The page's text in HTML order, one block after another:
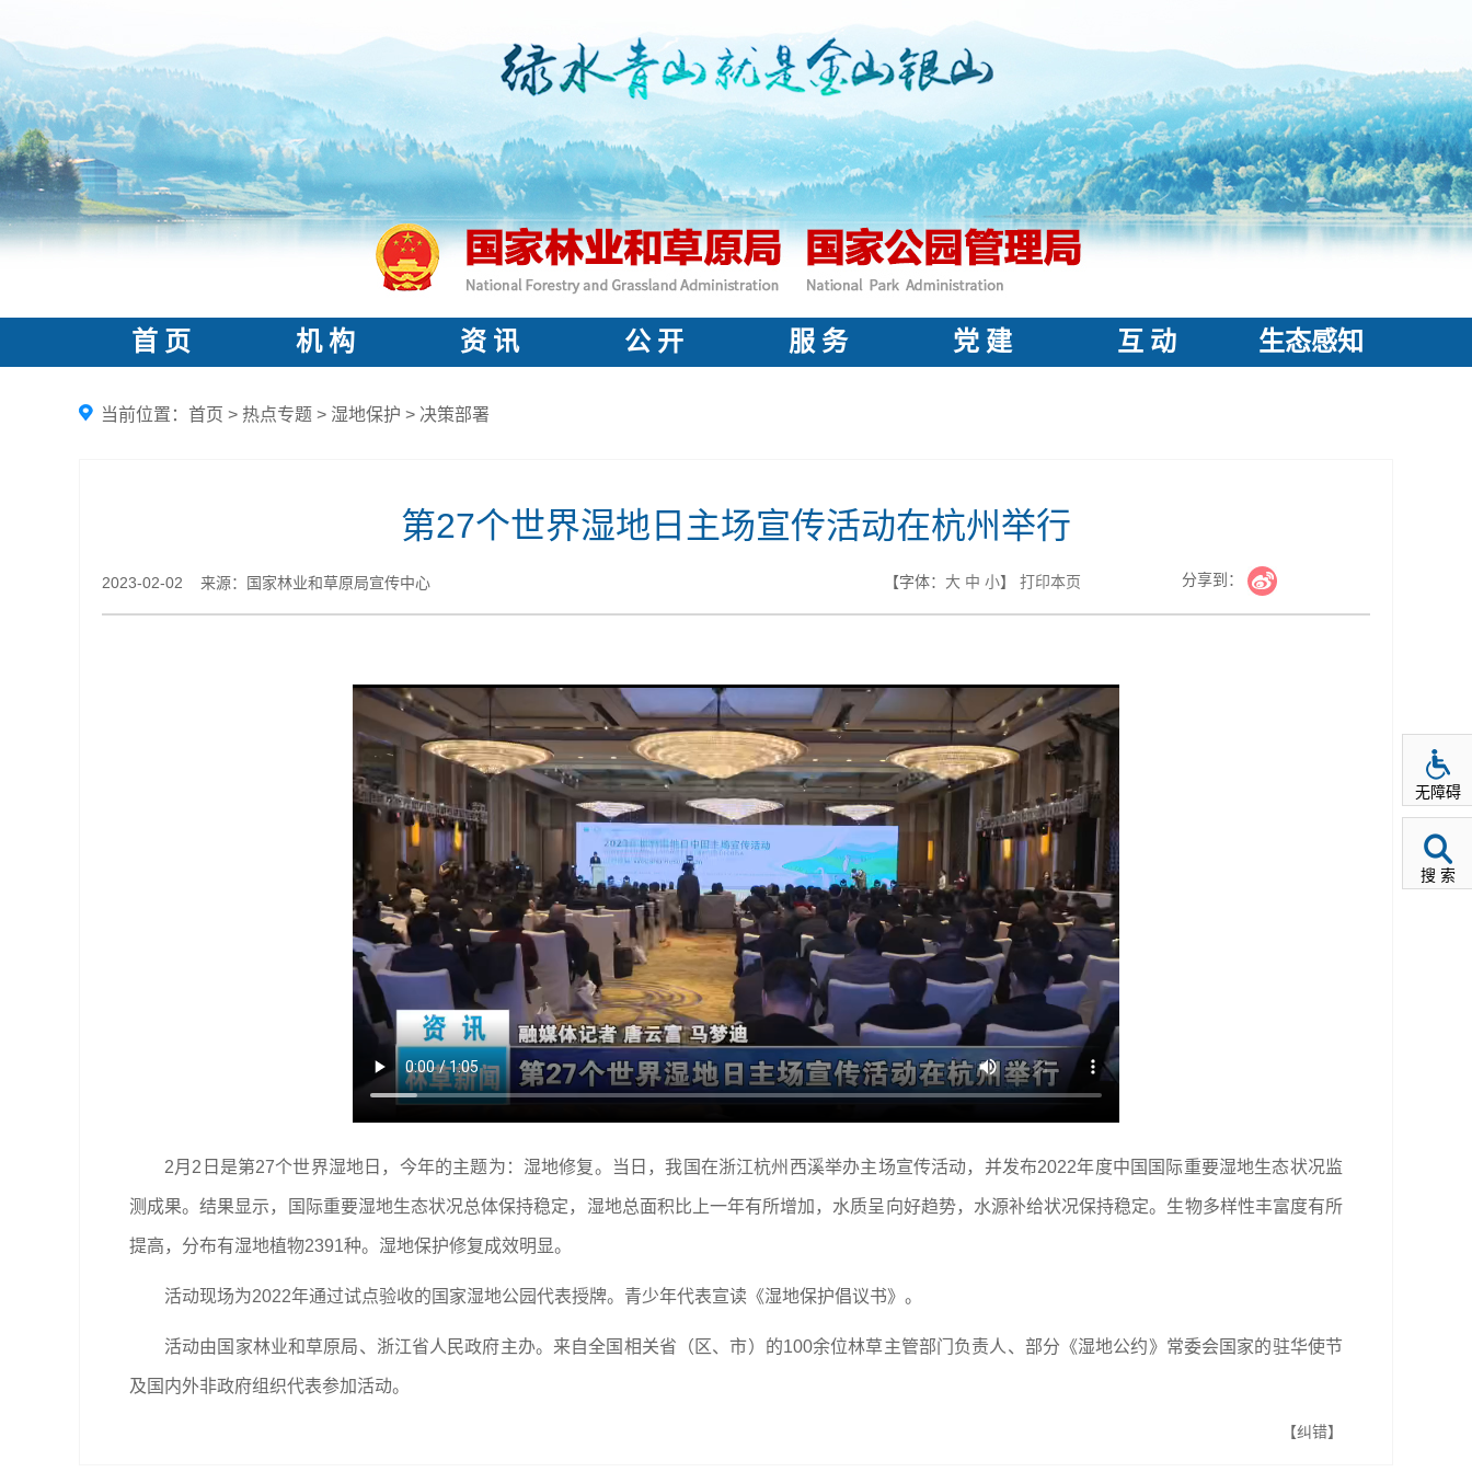
首 页 机 构 资 讯 公 开 服 务 党 建 互 动 生态感知
当前位置： 首页 > 热点专题 > 湿地保护 > 决策部署
第27个世界湿地日主场宣传活动在杭州举行
2023-02-02 来源：国家林业和草原局宣传中心 【字体： 大 中 小】 打印本页 分享到：
2月2日是第27个世界湿地日，今年的主题为：湿地修复。当日，我国在浙江杭州西溪举办主场宣传活动，并发布2022年度中国国际重要湿地生态状况监
测成果。结果显示，国际重要湿地生态状况总体保持稳定，湿地总面积比上一年有所增加，水质呈向好趋势，水源补给状况保持稳定。生物多样性丰富度有所
提高，分布有湿地植物2391种。湿地保护修复成效明显。
活动现场为2022年通过试点验收的国家湿地公园代表授牌。青少年代表宣读《湿地保护倡议书》。
活动由国家林业和草原局、浙江省人民政府主办。来自全国相关省（区、市）的100余位林草主管部门负责人、部分《湿地公约》常委会国家的驻华使节
及国内外非政府组织代表参加活动。
【纠错】
无障碍
搜 索